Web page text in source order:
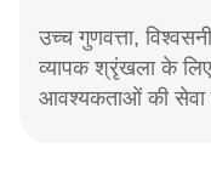
उच्च गुणवत्ता,
व्यापक श्रृंखला के
आवश्यकताओं की सेवा